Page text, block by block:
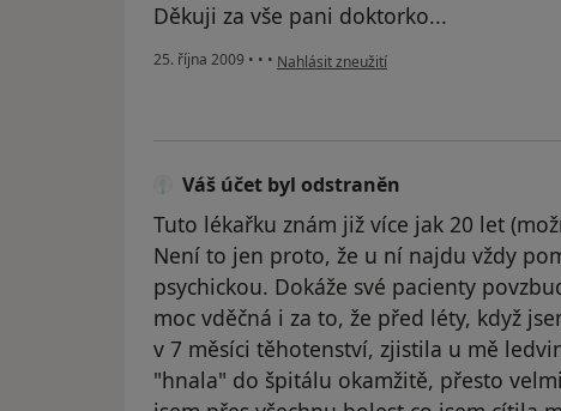
Děkuji za vše pani doktorko...
25. října 2009 • • • podle názoru uživatele Tomáš K
Nahlásit zneužití
Váš účet byl odstraněn
Tuto lékařku znám již více jak 20 let
Není to jen proto, že u ní najdu vždy
psychickou. Dokáže své pacienty
moc vděčná i za to, že před léty, když
v 7 měsíci těhotenství, zjistila u mě
"hnala" do špitálu okamžitě, přesto